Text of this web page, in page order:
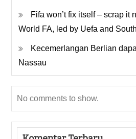
Fifa won’t fix itself – scrap it
World FA, led by Uefa and
Kecemerlangan Berlian
Nassau
No comments to show.